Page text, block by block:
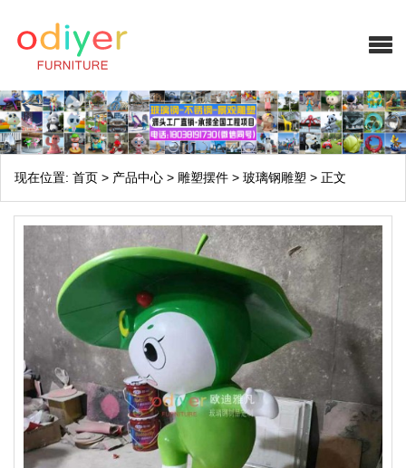
现在位置: 首页 > 产品中心 > 雕塑摆件 > 玻璃钢雕塑 > 正文